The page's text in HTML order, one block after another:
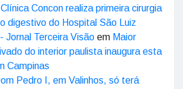
Concon realiza primeira cirurgia
digestivo do Hospital São Luiz
Jornal Terceira Visão em Maior
do interior paulista inaugura esta
Campinas
Pedro I, em Valinhos, só terá